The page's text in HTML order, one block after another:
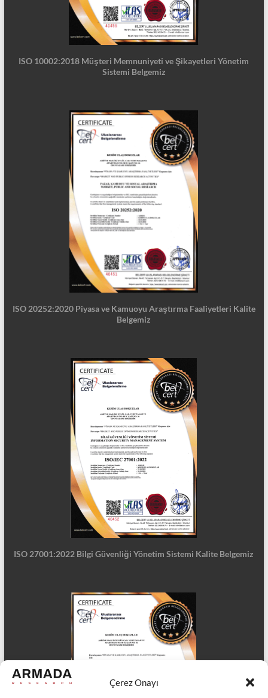
Çerez Onayı
ISO 10002:2018 Müşteri Memnuniyeti ve Şikayetleri Yönetim
Sistemi Belgemiz
ISO 20252:2020 Piyasa ve Kamuoyu Araştırma Faaliyetleri Kalite
Belgemiz
ISO 27001:2022 Bilgi Güvenliği Yönetim Sistemi Kalite Belgemiz